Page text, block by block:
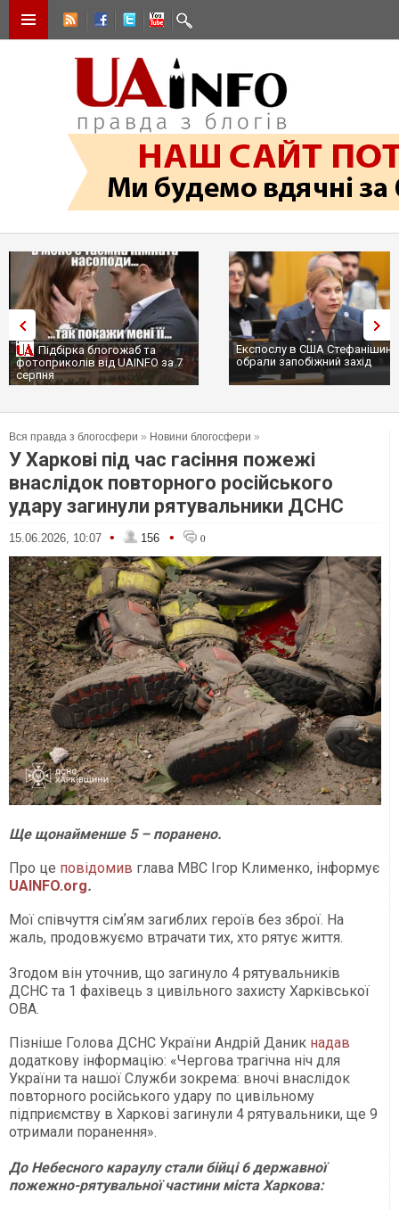
Підбірка блогожаб та
фотоприколів від UAINFO за 7
серпня
Експослу в США
обрали запобіжний захід
Вся правда з блогосфери » Новини блогосфери »
У Харкові під час гасіння пожежі
внаслідок повторного російського
удару загинули рятувальники ДСНС
15.06.2026, 10:07 • 156 • 0
Ще щонайменше 5 – поранено.
Про це повідомив глава МВС Ігор Клименко, інформує
UAINFO.org.
Мої співчуття сімʼям загиблих героїв без зброї. На
жаль, продовжуємо втрачати тих, хто рятує життя.
Згодом він уточнив, що загинуло 4 рятувальників
ДСНС та 1 фахівець з цивільного захисту Харківської
ОВА.
Пізніше Голова ДСНС України Андрій Даник надав
додаткову інформацію: «Чергова трагічна ніч для
України та нашої Служби зокрема: вночі внаслідок
повторного російського удару по цивільному
підприємству в Харкові загинули 4 рятувальники, ще 9
отримали поранення».
До Небесного караулу стали бійці 6 державної
пожежно-рятувальної частини міста Харкова: